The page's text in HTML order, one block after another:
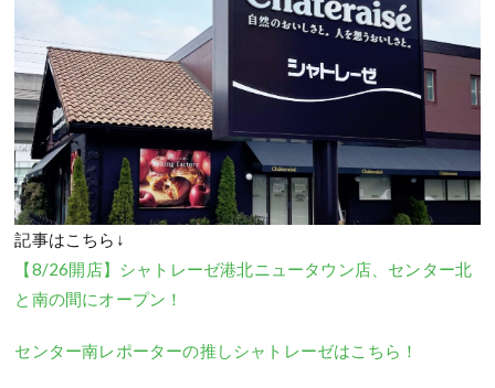
記事はこちら↓
【8/26開店】シャトレーゼ港北ニュータウン店、センター北
と南の間にオープン！
センター南レポーターの推しシャトレーゼはこちら！